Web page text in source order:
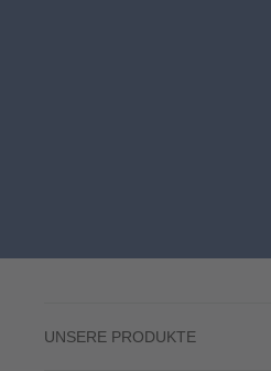
UNSERE PRODUKTE